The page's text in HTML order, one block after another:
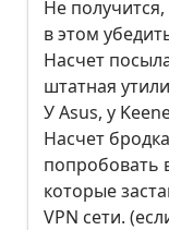
Не
в этом
Насчет
штатная
У Asus, у
Насчет
попробовать
которые
VPN сети.